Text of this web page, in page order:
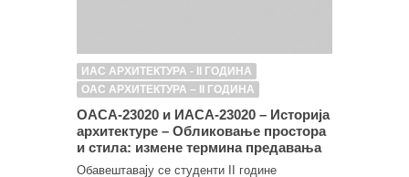
ИАС АРХИТЕКТУРА - II ГОДИНА
ОАС АРХИТЕКТУРА – II ГОДИНА
ОАСА-23020 и ИАСА-23020 – Историја
архитектуре – Обликовање простора
и стила: измене термина предавања
Обавештавају се студенти II године